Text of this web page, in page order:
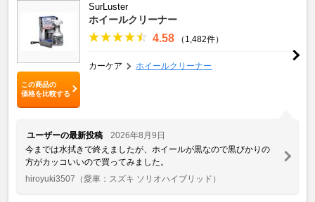
この商品の
価格を比較する
SurLuster
ホイールクリーナー
4.58 （1,482件）
カーケア ホイールクリーナー
ユーザーの最新投稿
2026年8月9日
今までは水拭きで終えましたが、ホイールが黒なので黒びかりの
方がカッコいいので買ってみました。
hiroyuki3507 （愛車：スズキ ソリオハイブリッド）